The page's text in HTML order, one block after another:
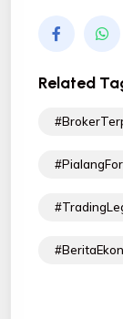
Related